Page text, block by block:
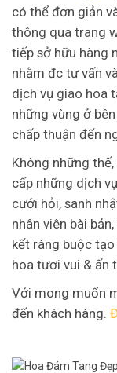
có thể đơn giản
thông qua trang
tiếp sở hữu hàng
nhằm đc tư vấn
dịch vụ giao hoa
những vùng ở
chấp thuận đến
Không những
cấp những dịch
cưới hỏi, sanh
nhân viên bài
kết ràng buộc
hoa tươi vui & ấn
Với mong muốn
đến khách hàng.